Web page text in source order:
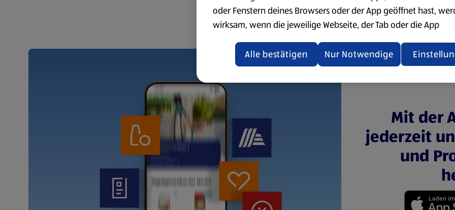
Mit der
jederzeit
und
oder Fenstern deines Browsers oder der App geöffnet hast,
wirksam, wenn die jeweilige Webseite, der Tab oder die App
aktualisiert oder geschlossen und anschließend wieder geöffnet
Datenschutzerklärung zur Verfügung.
Übersicht der Webseitenbetreiber und Datenschutzerklärungen
Nur Notwendige
Alle bestätigen